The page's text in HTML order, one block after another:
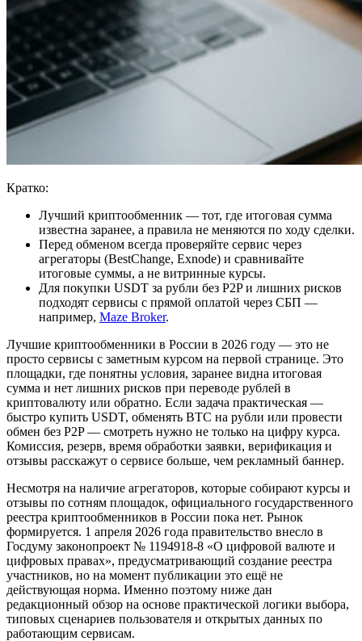
Кратко:
Лучший криптообменник — тот, где итоговая сумма
известна заранее, а правила не меняются по ходу сделки.
Перед обменом всегда проверяйте сервис через
агрегаторы (BestChange, Exnode) и сравнивайте
итоговые суммы, а не витринные курсы.
Для покупки USDT за рубли без P2P и лишних рисков
подходят сервисы с прямой оплатой через СБП —
например, Maze Broker.
Лучшие криптообменники в России в 2026 году — это не
просто сервисы с заметным курсом на первой странице. Это
площадки, где понятны условия, заранее видна итоговая
сумма и нет лишних рисков при переводе рублей в
криптовалюту или обратно. Если задача практическая —
быстро купить USDT, обменять BTC на рубли или провести
обмен без P2P — смотреть нужно не только на цифру курса.
Комиссия, резерв, время обработки заявки, верификация и
отзывы расскажут о сервисе больше, чем рекламный баннер.
Несмотря на наличие агрегаторов, которые собирают курсы и
отзывы по сотням площадок, официального государственного
реестра криптообменников в России пока нет. Рынок
формируется. 1 апреля 2026 года правительство внесло в
Госдуму законопроект № 1194918-8 «О цифровой валюте и
цифровых правах», предусматривающий создание реестра
участников, но на момент публикации это ещё не
действующая норма. Именно поэтому ниже дан
редакционный обзор на основе практической логики выбора,
типовых сценариев пользователя и открытых данных по
работающим сервисам.